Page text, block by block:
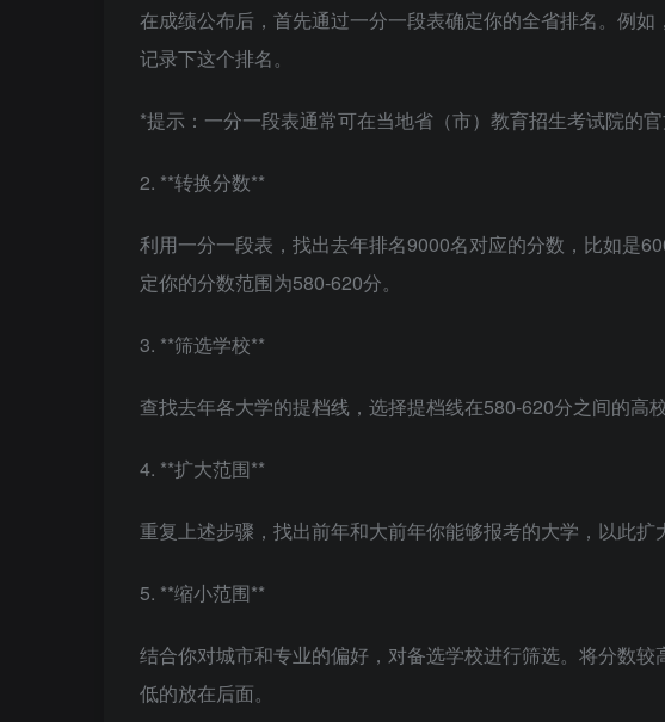
在成绩公布后，首先通过一分一段表确定你的全省排名。例
记录下这个排名。
*提示：一分一段表通常可在当地省（市）教育招生考试院的
2. **转换分数**
利用一分一段表，找出去年排名9000名对应的分数，比如是
定你的分数范围为580-620分。
3. **筛选学校**
查找去年各大学的提档线，选择提档线在580-620分之间的高校
4. **扩大范围**
重复上述步骤，找出前年和大前年你能够报考的大学，以此扩
5. **缩小范围**
结合你对城市和专业的偏好，对备选学校进行筛选。将分数
低的放在后面。